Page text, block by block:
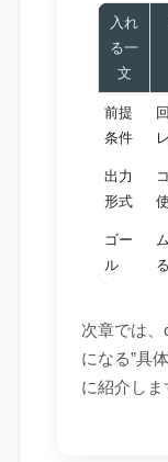
入れ
る一
文
前提
条件
出力
形式
ゴー
ル
る
次章では、
になる”具
に紹介しま